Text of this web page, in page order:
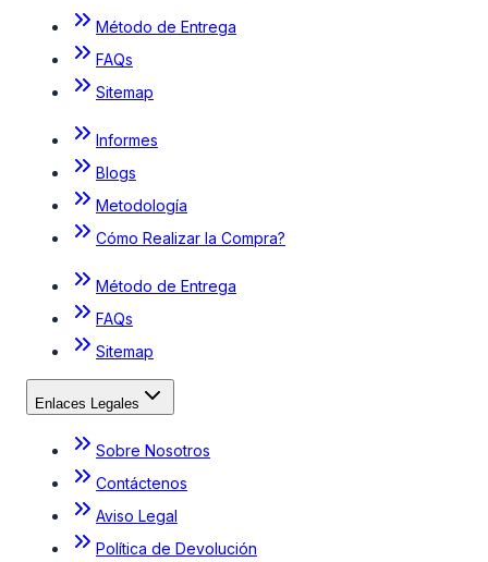
Método de Entrega
FAQs
Sitemap
Informes
Blogs
Metodología
Cómo Realizar la Compra?
Método de Entrega
FAQs
Sitemap
Enlaces Legales
Sobre Nosotros
Contáctenos
Aviso Legal
Política de Devolución